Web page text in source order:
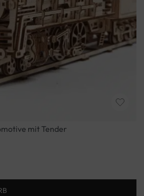
mit Tender